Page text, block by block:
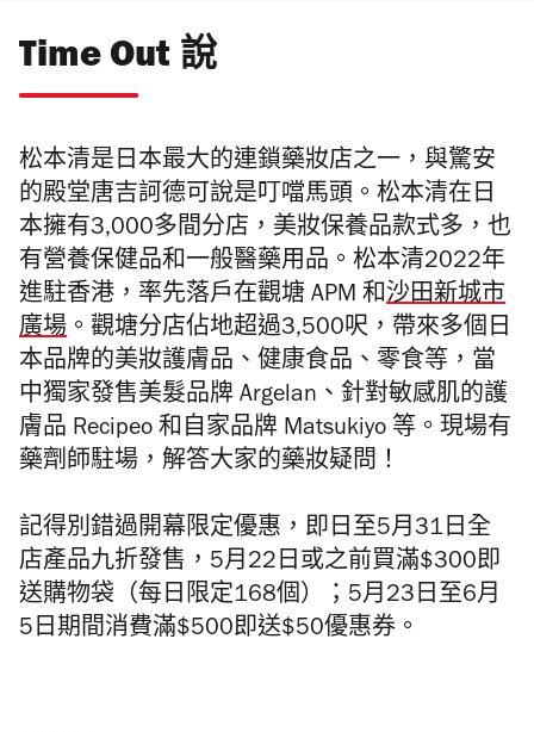
Time Out 說
松本清是日本最大的連鎖藥妝店之一，與驚安
的殿堂唐吉訶德可說是叮噹馬頭。松本清在日
本擁有3,000多間分店，美妝保養品款式多，也
有營養保健品和一般醫藥用品。松本清2022年
進駐香港，率先落戶在觀塘 APM 和沙田新城市
廣場 。觀塘分店佔地超過3,500呎，帶來多個日
本品牌的美妝護膚品、健康食品、零食等，當
中獨家發售美髮品牌 Argelan 、針對敏感肌的護
膚品 Recipeo 和 自家品牌 Matsukiyo 等。現場有
藥劑師駐場，解答大家的藥妝疑問！
記得別錯過開幕限定優惠，即日至5月31日全
店產品九折發售，5月22日或之前買滿$300即
送購物袋（每日限定168個）；5月23日至6月
5日期間消費滿$500即送$50優惠券。